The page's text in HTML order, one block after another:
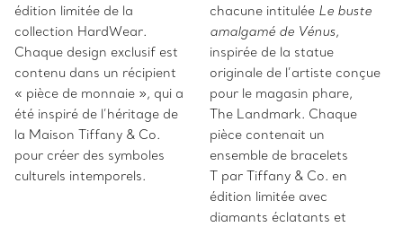
édition limitée de la
collection HardWear.
Chaque design exclusif est
contenu dans un récipient
« pièce de monnaie », qui a
été inspiré de l’héritage de
la Maison Tiffany & Co.
pour créer des symboles
culturels intemporels.
chacune intitulée Le buste
amalgamé de Vénus,
inspirée de la statue
originale de l’artiste conçue
pour le magasin phare,
The Landmark. Chaque
pièce contenait un
ensemble de bracelets
T par Tiffany & Co. en
édition limitée avec
diamants éclatants et